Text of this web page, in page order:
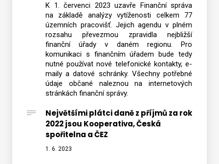
K 1. červenci 2023 uzavře Finanční správa
na základě analýzy vytíženosti celkem 77
územních pracovišť. Jejich agendu v plném
rozsahu převezmou zpravidla nejbližší
finanční úřady v daném regionu. Pro
komunikaci s finančním úřadem bude tedy
nutné používat nové telefonické kontakty, e-
maily a datové schránky. Všechny potřebné
údaje občané naleznou na internetových
stránkách finanční správy.
Největšími plátci daně z příjmů za rok
2022 jsou Kooperativa, Česká
spořitelna a ČEZ
1. 6. 2023